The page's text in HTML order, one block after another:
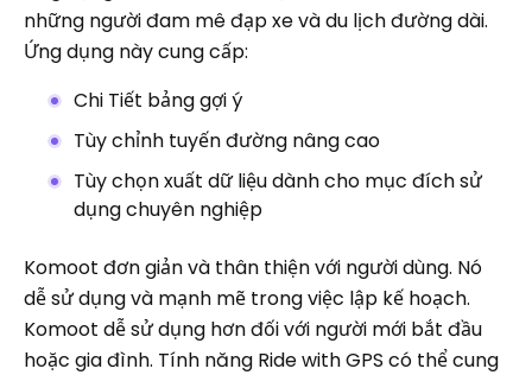
những người đam mê đạp xe và du lịch đường dài.
Ứng dụng này cung cấp:
Chi Tiết bảng gợi ý
Tùy chỉnh tuyến đường nâng cao
Tùy chọn xuất dữ liệu dành cho mục đích sử
dụng chuyên nghiệp
Komoot đơn giản và thân thiện với người dùng. Nó
dễ sử dụng và mạnh mẽ trong việc lập kế hoạch.
Komoot dễ sử dụng hơn đối với người mới bắt đầu
hoặc gia đình. Tính năng Ride with GPS có thể cung